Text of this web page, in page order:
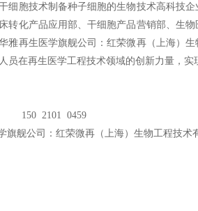
细胞技术制备种子细胞的生物技术高科技
转化产品应用部、干细胞产品营销部、生
雅再生医学旗舰公司：红荣微再（上海）
员在再生医学工程技术领域的创新力量，
2101 0459
旗舰公司：红荣微再（上海）生物工程技术